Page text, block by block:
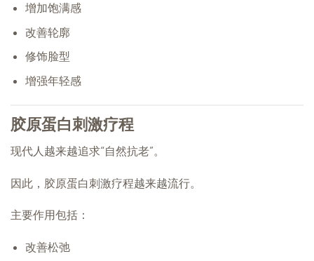
增加饱满感
改善轮廓
修饰脸型
增强年轻感
胶原蛋白刺激疗程
现代人越来越追求“自然抗老”。
因此，胶原蛋白刺激疗程越来越流行。
主要作用包括：
改善松弛